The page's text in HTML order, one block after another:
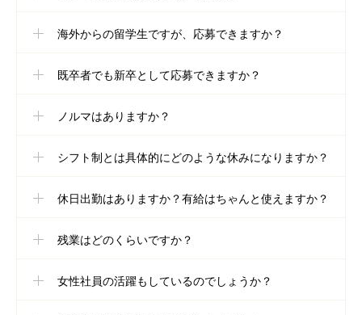
海外からの留学生ですが、応募できますか？
既卒者でも新卒として応募できますか？
ノルマはありますか？
シフト制とは具体的にどのような休みになりますか？
休日出勤はありますか？有給はちゃんと使えますか？
残業はどのくらいですか？
女性社員の活躍もしているのでしょうか？